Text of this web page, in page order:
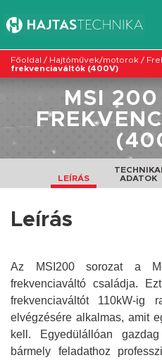
Főoldal / Hajtóművek/motorok /
frekvenciaváltók (400V)
MSI 200
LEÍRÁS
TECHNIKAI
ADATOK
Leírás
Az MSI200 sorozat a
frekvenciaváltó családja.
frekvenciaváltót 110kW-ig
elvégzésére alkalmas, amit
kell. Egyedülállóan
bármely feladathoz